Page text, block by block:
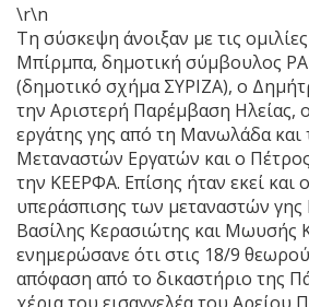
\r\n
Τη σύσκεψη άνοιξαν με τις
Μπίρμπα, δημοτική σύμβουλος
(δημοτικό σχήμα ΣΥΡΙΖΑ), ο
την Αριστερή Παρέμβαση Ηλείας,
εργάτης γης από τη Μανωλάδα
Μεταναστών Εργατών και ο
την ΚΕΕΡΦΑ. Επίσης ήταν εκεί και
υπεράσπισης των μεταναστών
Βασίλης Κερασιώτης και Μωυσής
ενημερώσανε ότι στις 18/9
απόφαση από το δικαστήριο της